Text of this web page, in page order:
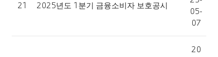
21 2025년도 1분기 금융소비자 보호공시
05-
07
20